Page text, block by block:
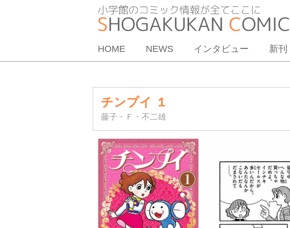
HOME NEWS インタビュー 新刊
チンプイ １
藤子・Ｆ・不二雄